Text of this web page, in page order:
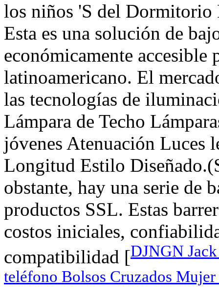
los niños 'S del
Esta es una solución de
económicamente accesible
latinoamericano. El
las tecnologías de
Lámpara de Techo
jóvenes Atenuación Luces
Longitud Estilo
obstante, hay una serie de
productos SSL. Estas
costos iniciales,
compatibilidad [DJNGN
teléfono Bolsos Cruzados